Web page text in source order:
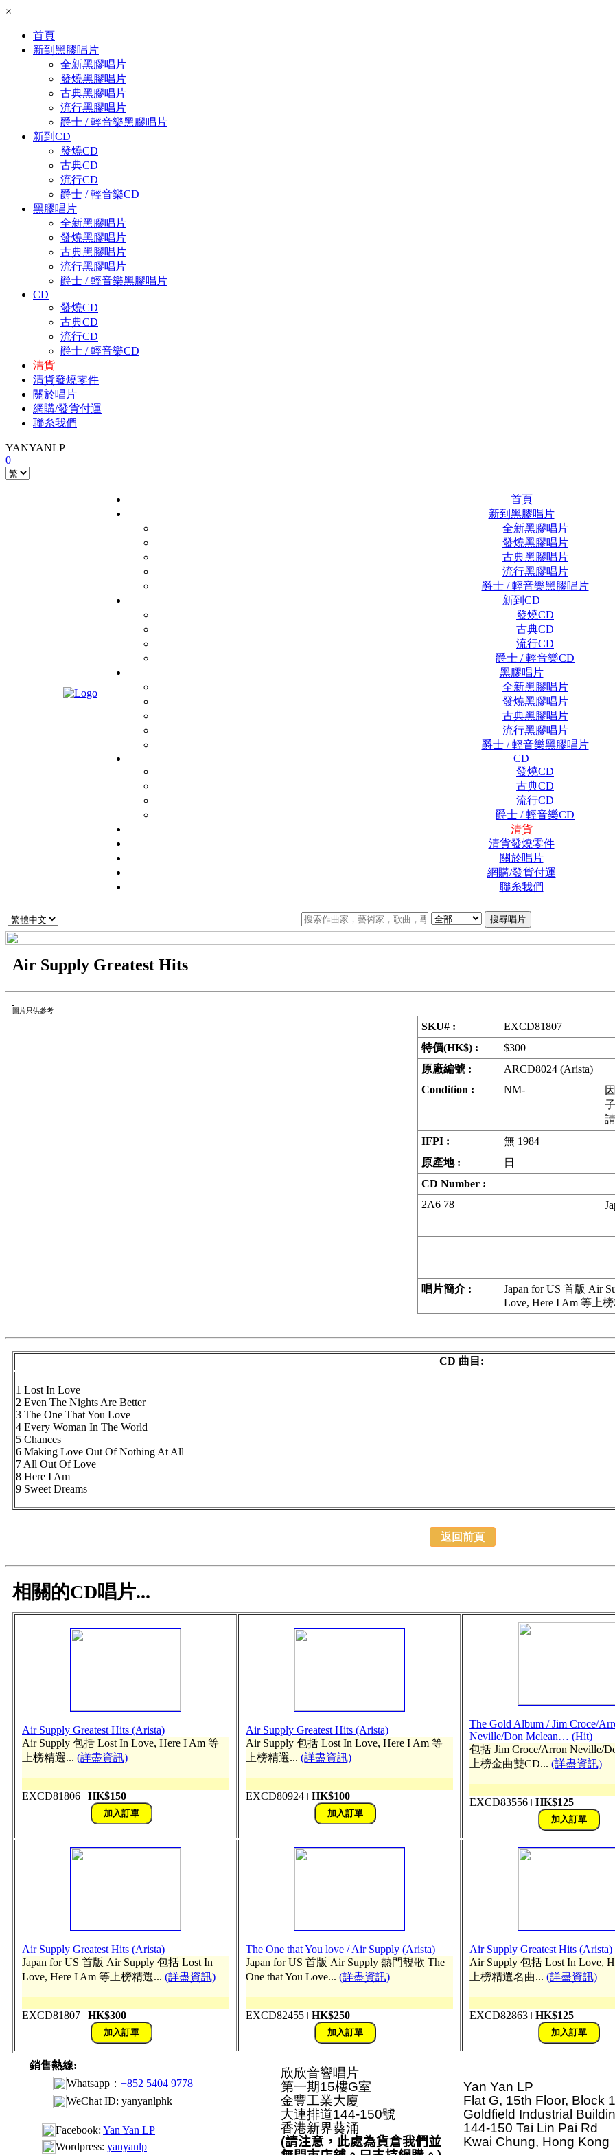
×
首頁
新到黑膠唱片
全新黑膠唱片
發燒黑膠唱片
古典黑膠唱片
流行黑膠唱片
爵士 / 輕音樂黑膠唱片
新到CD
發燒CD
古典CD
流行CD
爵士 / 輕音樂CD
黑膠唱片
全新黑膠唱片
發燒黑膠唱片
古典黑膠唱片
流行黑膠唱片
爵士 / 輕音樂黑膠唱片
CD
發燒CD
古典CD
流行CD
爵士 / 輕音樂CD
清貨
清貨發燒零件
關於唱片
網購/發貨付運
聯糸我們
YANYANLP
0
首頁
新到黑膠唱片
全新黑膠唱片
發燒黑膠唱片
古典黑膠唱片
流行黑膠唱片
爵士 / 輕音樂黑膠唱片
新到CD
發燒CD
古典CD
流行CD
爵士 / 輕音樂CD
黑膠唱片
全新黑膠唱片
發燒黑膠唱片
古典黑膠唱片
流行黑膠唱片
爵士 / 輕音樂黑膠唱片
CD
發燒CD
古典CD
流行CD
爵士 / 輕音樂CD
清貨
清貨發燒零件
關於唱片
網購/發貨付運
聯糸我們
Air Supply Greatest Hits
圖片只供參考
SKU# :
EXCD81807
特價(HK$) :
$300
原廠編號 :
ARCD8024 (Arista)
Condition :
NM-
IFPI :
無 1984
原產地 :
日
CD Number :
2A6 78
唱片簡介 :
Japan for US 首版 Air
Love, Here I Am 等上
CD 曲目:
1 Lost In Love
2 Even The Nights Are Better
3 The One That You Love
4 Every Woman In The World
5 Chances
6 Making Love Out Of Nothing At All
7 All Out Of Love
8 Here I Am
9 Sweet Dreams
返回前頁
相關的CD唱片...
Air Supply Greatest Hits (Arista)
Air Supply 包括 Lost In Love, Here I Am 等
上榜精選... (詳盡資訊)
EXCD81806 HK$150
Air Supply Greatest Hits (Arista)
Air Supply 包括 Lost In Love, Here I Am 等
上榜精選... (詳盡資訊)
EXCD80924 HK$100
The Gold Album / Jim Croce/
Neville/Don Mclean… (Hit)
包括 Jim Croce/Arron Neville/
上榜金曲雙CD... (詳盡資訊)
EXCD83556 HK$125
Air Supply Greatest Hits (Arista)
Japan for US 首版 Air Supply 包括 Lost In
Love, Here I Am 等上榜精選... (詳盡資訊)
EXCD81807 HK$300
The One that You love / Air Supply (Arista)
Japan for US 首版 Air Supply 熱門靚歌 The
One that You Love... (詳盡資訊)
EXCD82455 HK$250
Air Supply Greatest Hits (Arista)
Air Supply 包括 Lost In Love,
上榜精選名曲... (詳盡資訊)
EXCD82863 HK$125
銷售熱線:
Whatsapp： +852 5404 9778
WeChat ID: yanyanlphk
Facebook: Yan Yan LP
Wordpress: yanyanlp
欣欣音響唱片
第一期15樓G室
金豐工業大廈
大連排道144-150號
香港新界葵涌
(請注意，此處為貨倉我們並
Yan Yan LP
Flat G, 15th Floor, Block 1
Goldfield Industrial
144-150 Tai Lin Pai Rd
Kwai Chung, Hong Kong